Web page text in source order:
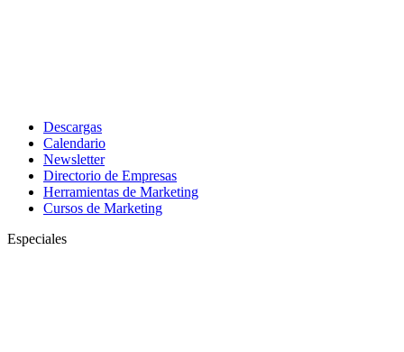
Descargas
Calendario
Newsletter
Directorio de Empresas
Herramientas de Marketing
Cursos de Marketing
Especiales